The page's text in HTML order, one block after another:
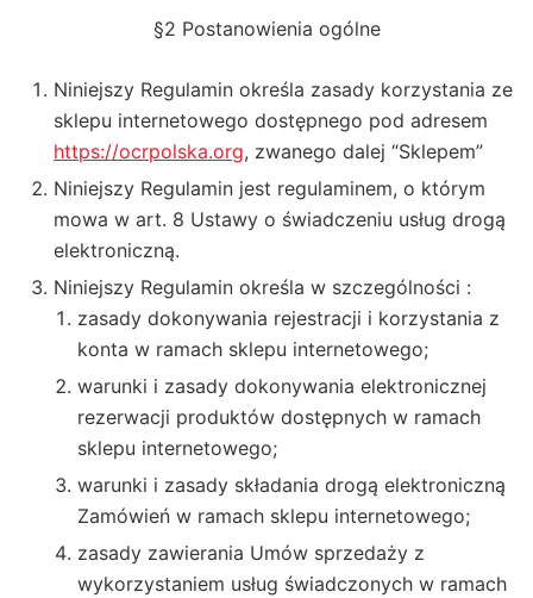
§2 Postanowienia ogólne
Niniejszy Regulamin określa zasady korzystania ze
sklepu internetowego dostępnego pod adresem
https://ocrpolska.org, zwanego dalej “Sklepem”
Niniejszy Regulamin jest regulaminem, o którym
mowa w art. 8 Ustawy o świadczeniu usług drogą
elektroniczną.
Niniejszy Regulamin określa w szczególności :
zasady dokonywania rejestracji i korzystania z
konta w ramach sklepu internetowego;
warunki i zasady dokonywania elektronicznej
rezerwacji produktów dostępnych w ramach
sklepu internetowego;
warunki i zasady składania drogą elektroniczną
Zamówień w ramach sklepu internetowego;
zasady zawierania Umów sprzedaży z
wykorzystaniem usług świadczonych w ramach